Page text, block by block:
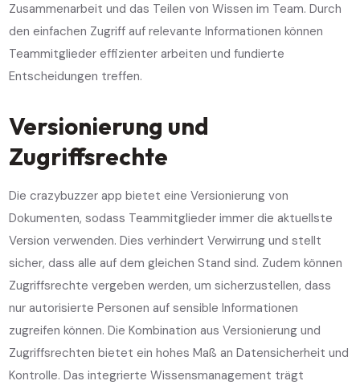
Zusammenarbeit und das Teilen von Wissen im Team. Durch
den einfachen Zugriff auf relevante Informationen können
Teammitglieder effizienter arbeiten und fundierte
Entscheidungen treffen.
Versionierung und
Zugriffsrechte
Die crazybuzzer app bietet eine Versionierung von
Dokumenten, sodass Teammitglieder immer die aktuellste
Version verwenden. Dies verhindert Verwirrung und stellt
sicher, dass alle auf dem gleichen Stand sind. Zudem können
Zugriffsrechte vergeben werden, um sicherzustellen, dass
nur autorisierte Personen auf sensible Informationen
zugreifen können. Die Kombination aus Versionierung und
Zugriffsrechten bietet ein hohes Maß an Datensicherheit und
Kontrolle. Das integrierte Wissensmanagement trägt